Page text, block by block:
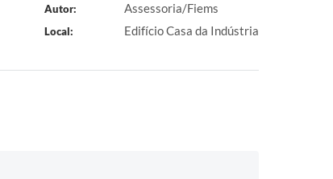
Autor: Assessoria/Fiems
Local: Edifício Casa da Indústria